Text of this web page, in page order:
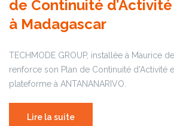
de Continuité d’Activité
à Madagascar
TECHMODE GROUP, installée à Maurice
renforce son Plan de Continuité d’Activité
plateforme à ANTANANARIVO.
Lire la suite